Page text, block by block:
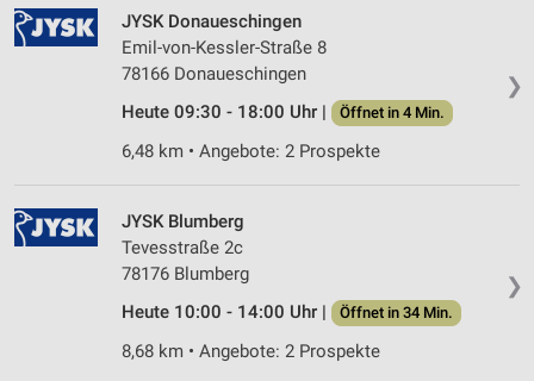
❯
JYSK Donaueschingen
Emil-von-Kessler-Straße 8
78166 Donaueschingen
Heute 09:30 - 18:00 Uhr |
Öffnet in 4 Min.
6,48 km • Angebote: 2 Prospekte
❯
JYSK Blumberg
Tevesstraße 2c
78176 Blumberg
Heute 10:00 - 14:00 Uhr |
Öffnet in 34 Min.
8,68 km • Angebote: 2 Prospekte